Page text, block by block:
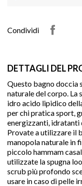
Condividi
DETTAGLI DEL
Questo bagno doccia
naturale del corpo. La
idro acido lipidico
per chi pratica sport,
energizzanti, idratanti
Provate a utilizzare il
manopola naturale in
piccolo hammam
utilizzate la spugna
scrub più profondo
usare in caso di pelle